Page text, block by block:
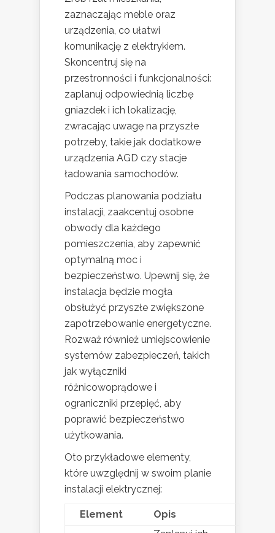
zaznaczając meble oraz
urządzenia, co ułatwi
komunikację z elektrykiem.
Skoncentruj się na
przestronności i funkcjonalności:
zaplanuj odpowiednią liczbę
gniazdek i ich lokalizację,
zwracając uwagę na przyszłe
potrzeby, takie jak dodatkowe
urządzenia AGD czy stacje
ładowania samochodów.
Podczas planowania podziału
instalacji, zaakcentuj osobne
obwody dla każdego
pomieszczenia, aby zapewnić
optymalną moc i
bezpieczeństwo. Upewnij się, że
instalacja będzie mogła
obsłużyć przyszłe zwiększone
zapotrzebowanie energetyczne.
Rozważ również umiejscowienie
systemów zabezpieczeń, takich
jak wyłączniki
różnicowoprądowe i
ograniczniki przepięć, aby
poprawić bezpieczeństwo
użytkowania.
Oto przykładowe elementy,
które uwzględnij w swoim planie
instalacji elektrycznej:
Element Opis